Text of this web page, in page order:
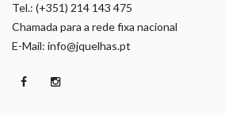
Tel.: (+351) 214 143 475
Chamada para a rede fixa nacional
E-Mail: info@jquelhas.pt